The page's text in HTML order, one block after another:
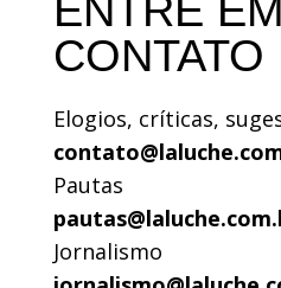
ENTRE EM
CONTATO
Elogios, críticas,
Pautas
Jornalismo